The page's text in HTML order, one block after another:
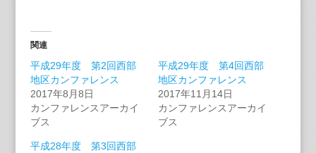
関連
平成29年度 第2回西部
地区カンファレンス
2017年8月8日
カンファレンスアーカイ
ブス
平成29年度 第4回西部
地区カンファレンス
2017年11月14日
カンファレンスアーカイ
ブス
平成28年度 第3回西部